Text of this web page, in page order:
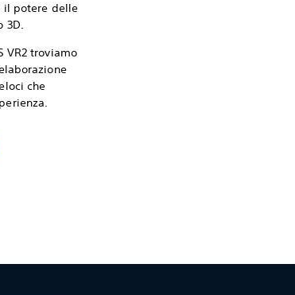
il potere delle
3D.
VR2 troviamo
che